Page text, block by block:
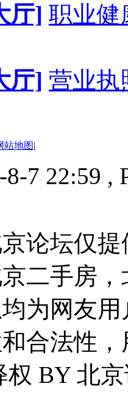
厅] 职业健
厅] 营业执
站地图|
7 22:59 ,
论坛仅
二手房
为网友
合法性
权 BY 北